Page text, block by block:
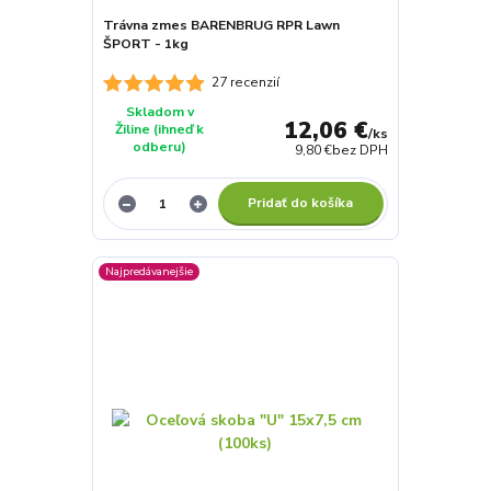
27 recenzií
Trávna zmes BARENBRUG RPR Lawn
ŠPORT - 1kg
12,06 €/ks
9,80 €bez DPH
Skladom v
Žiline (ihneď k
odberu)
Pridať do košíka
Najpredávanejšie